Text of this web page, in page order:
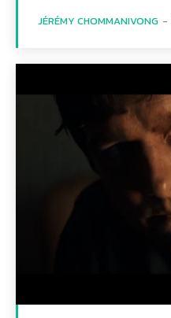
JÉRÉMY CHOMMANIVONG -